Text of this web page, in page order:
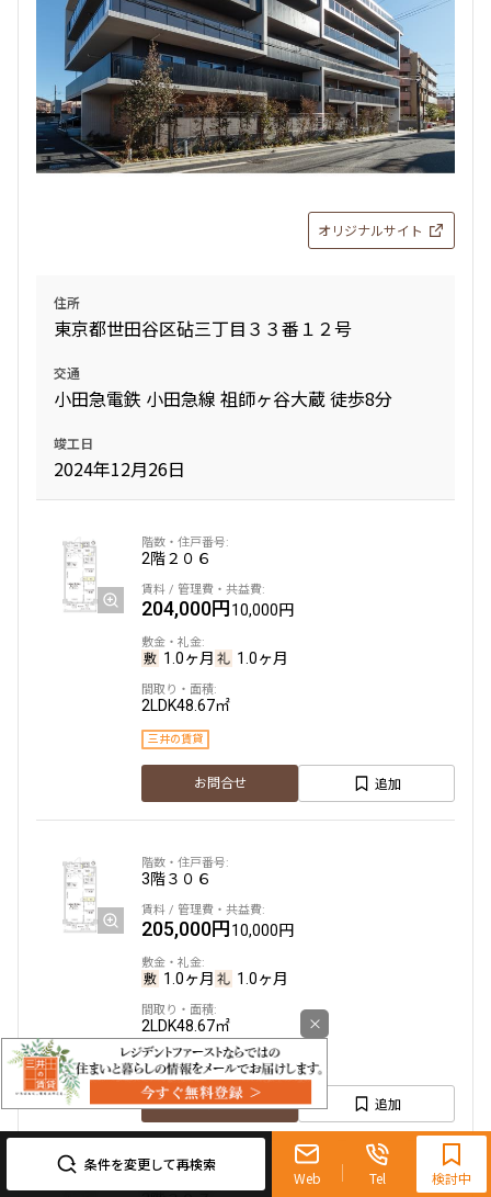
条件を変更して再検索
Web Tel
0120-321-719
9:30~18:00（水曜定休）
検討中
オリジナルサイト
住所
東京都世田谷区砧三丁目３３番１２号
交通
小田急電鉄 小田急線 祖師ヶ谷大蔵 徒歩8分
竣工日
2024年12月26日
2階２０６
204,000円10,000円
1.0ヶ月 1.0ヶ月
2LDK48.67㎡
三井の賃貸
お問合せ 追加
3階３０６
205,000円10,000円
1.0ヶ月 1.0ヶ月
2LDK48.67㎡
三井の賃貸
お問合せ 追加
×